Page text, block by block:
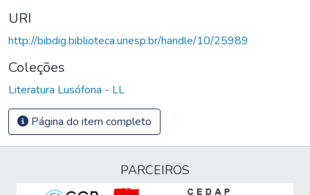
URI
http://bibdig.biblioteca.unesp.br/handle/10/25989
Coleções
Literatura Lusófona - LL
Página do item completo
PARCEIROS